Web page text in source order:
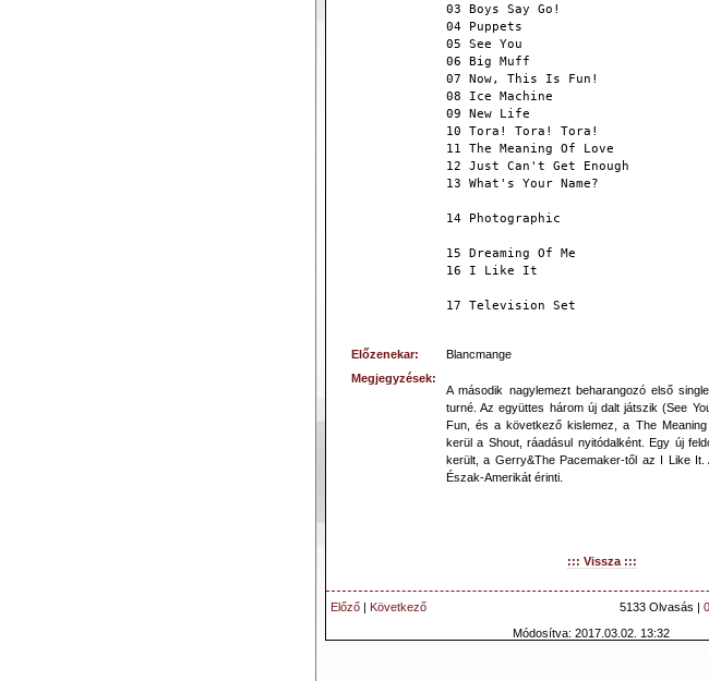
03 Boys Say Go!
04 Puppets
05 See You
06 Big Muff
07 Now, This Is Fun!
08 Ice Machine
09 New Life
10 Tora! Tora! Tora!
11 The Meaning Of Love
12 Just Can't Get Enough
13 What's Your Name?
14 Photographic
15 Dreaming Of Me
16 I Like It
17 Television Set
Előzenekar:
Blancmange
Megjegyzések:
A második nagylemezt beharangozó első
turné. Az együttes három új dalt játszik (See
Fun, és a következő kislemez, a The
kerül a Shout, ráadásul nyitódalként. Egy új
került, a Gerry&The Pacemaker-től az I Like It.
Észak-Amerikát érinti.
::: Vissza :::
Előző | Következő 5133 Olvasás |
Módosítva: 2017.03.02. 13:32